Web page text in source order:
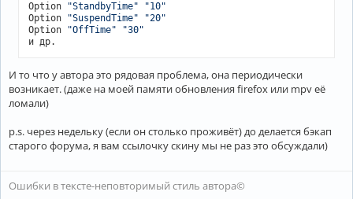
Option "StandbyTime"
"10"
Option
"SuspendTime"
"20"
Option
"OffTime"
"30"
и др.
И то что у автора это рядовая проблема, она периодически
возникает. (даже на моей памяти обновления firefox или mpv её
ломали)
p.s. через недельку (если он столько проживёт) до делается бэкап
старого форума, я вам ссылочку скину мы не раз это обсуждали)
Ошибки в тексте-неповторимый стиль автора©